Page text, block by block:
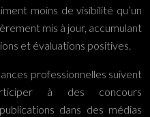
moins de visibilité qu’un
mis à jour, accumulant
et évaluations positives.
professionnelles suivent
à des concours
dans des médias